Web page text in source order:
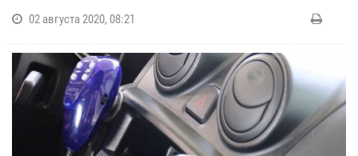
02 августа 2020, 08:21